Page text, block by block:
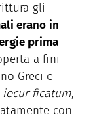
gli
erano in
prima
a fini
Greci e
iecur ficatum,
con